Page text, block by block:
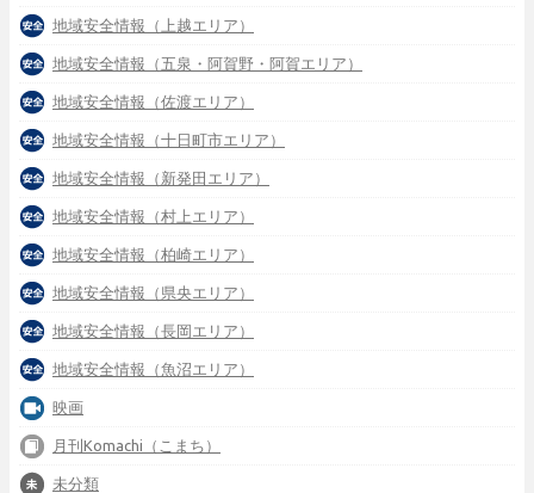
地域安全情報（上越エリア）
地域安全情報（五泉・阿賀野・阿賀エリア）
地域安全情報（佐渡エリア）
地域安全情報（十日町市エリア）
地域安全情報（新発田エリア）
地域安全情報（村上エリア）
地域安全情報（柏崎エリア）
地域安全情報（県央エリア）
地域安全情報（長岡エリア）
地域安全情報（魚沼エリア）
映画
月刊Komachi（こまち）
未分類